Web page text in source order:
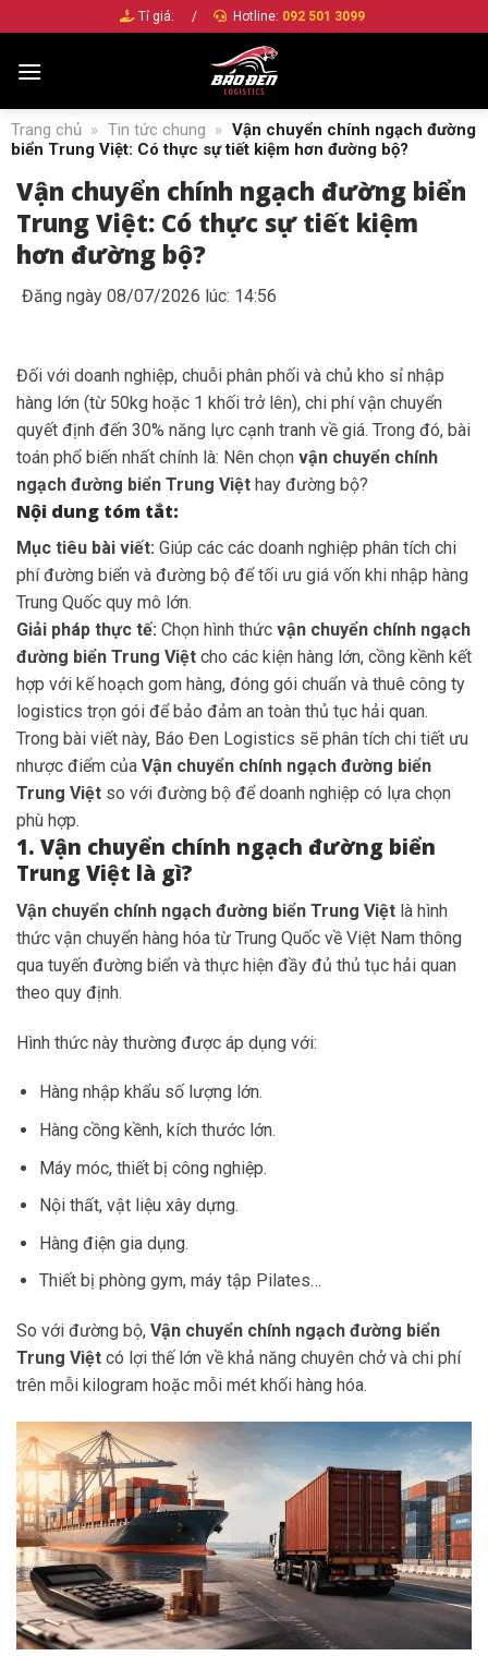
nội
Tỉ giá: / Hotline: 092 501 3099
Trang chủ » Tin tức chung » Vận chuyển chính ngạch đường
biển Trung Việt: Có thực sự tiết kiệm hơn đường bộ?
Vận chuyển chính ngạch đường biển
Trung Việt: Có thực sự tiết kiệm
hơn đường bộ?
Đăng ngày 08/07/2026 lúc: 14:56
Đối với doanh nghiệp, chuỗi phân phối và chủ kho sỉ nhập
hàng lớn (từ 50kg hoặc 1 khối trở lên), chi phí vận chuyển
quyết định đến 30% năng lực cạnh tranh về giá. Trong đó, bài
toán phổ biến nhất chính là: Nên chọn vận chuyển chính
ngạch đường biển Trung Việt hay đường bộ?
Nội dung tóm tắt:
Mục tiêu bài viết: Giúp các các doanh nghiệp phân tích chi
phí đường biển và đường bộ để tối ưu giá vốn khi nhập hàng
Trung Quốc quy mô lớn.
Giải pháp thực tế: Chọn hình thức vận chuyển chính ngạch
đường biển Trung Việt cho các kiện hàng lớn, cồng kềnh kết
hợp với kế hoạch gom hàng, đóng gói chuẩn và thuê công ty
logistics trọn gói để bảo đảm an toàn thủ tục hải quan.
Trong bài viết này, Báo Đen Logistics sẽ phân tích chi tiết ưu
nhược điểm của Vận chuyển chính ngạch đường biển
Trung Việt so với đường bộ để doanh nghiệp có lựa chọn
phù hợp.
1. Vận chuyển chính ngạch đường biển
Trung Việt là gì?
Vận chuyển chính ngạch đường biển Trung Việt là hình
thức vận chuyển hàng hóa từ Trung Quốc về Việt Nam thông
qua tuyến đường biển và thực hiện đầy đủ thủ tục hải quan
theo quy định.
Hình thức này thường được áp dụng với:
Hàng nhập khẩu số lượng lớn.
Hàng cồng kềnh, kích thước lớn.
Máy móc, thiết bị công nghiệp.
Nội thất, vật liệu xây dựng.
Hàng điện gia dụng.
Thiết bị phòng gym, máy tập Pilates…
So với đường bộ, Vận chuyển chính ngạch đường biển
Trung Việt có lợi thế lớn về khả năng chuyên chở và chi phí
trên mỗi kilogram hoặc mỗi mét khối hàng hóa.